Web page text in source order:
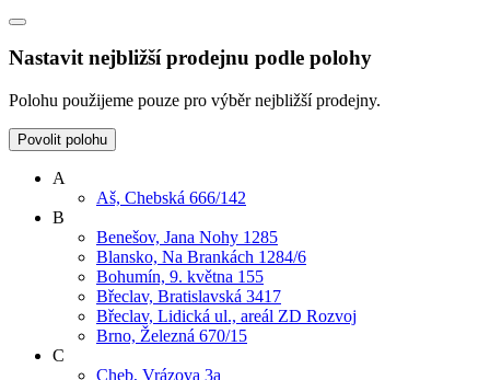
Nastavit nejbližší prodejnu podle polohy
Polohu použijeme pouze pro výběr nejbližší prodejny.
Povolit polohu
A
Aš, Chebská 666/142
B
Benešov, Jana Nohy 1285
Blansko, Na Brankách 1284/6
Bohumín, 9. května 155
Břeclav, Bratislavská 3417
Břeclav, Lidická ul., areál ZD Rozvoj
Brno, Železná 670/15
C
Cheb, Vrázova 3a